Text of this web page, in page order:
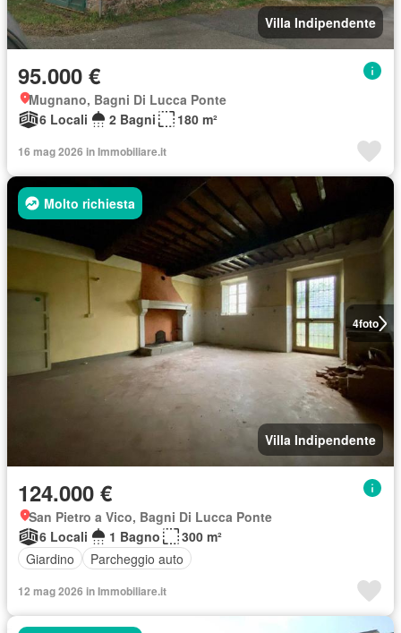
Villa Indipendente
95.000 €
Mugnano, Bagni Di Lucca Ponte
6 Locali
2 Bagni 180 m²
16 mag 2026 in Immobiliare.it
4foto
Molto richiesta
Villa Indipendente
124.000 €
San Pietro a Vico, Bagni Di Lucca Ponte
6 Locali
1 Bagno
300 m²
Giardino
Parcheggio auto
12 mag 2026 in Immobiliare.it